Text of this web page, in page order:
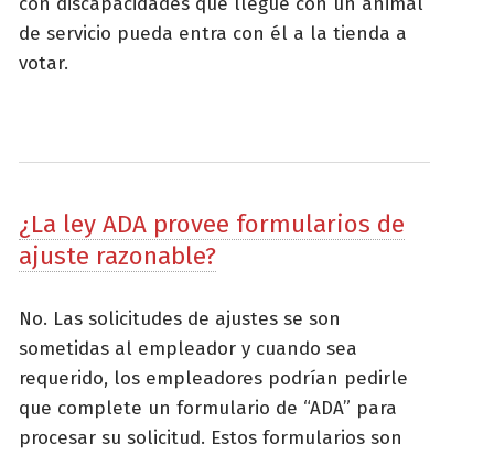
de servicio pueda entra con él a la tienda a
votar.
¿La ley ADA provee formularios de
ajuste razonable?
No. Las solicitudes de ajustes se son
sometidas al empleador y cuando sea
requerido, los empleadores podrían pedirle
que complete un formulario de “ADA” para
procesar su solicitud. Estos formularios son